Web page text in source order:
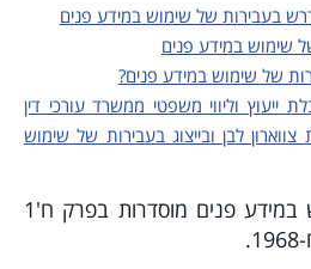
בעבירות של שימוש במידע פנים
שימוש במידע פנים
של שימוש במידע פנים?
ייעוץ וליווי משפטי ממשרד עורכי דין
לבן ובייצוג בעבירות של שימוש
העבירות שעניינן שימוש במידע פנים מוסדרות בפרק ח'1